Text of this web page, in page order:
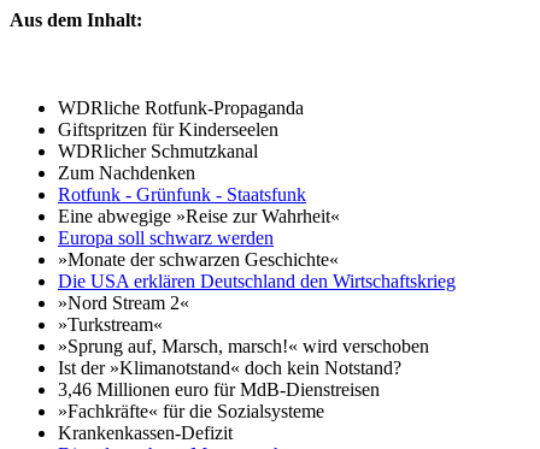
Aus dem Inhalt:
WDRliche Rotfunk-Propaganda
Giftspritzen für Kinderseelen
WDRlicher Schmutzkanal
Zum Nachdenken
Rotfunk - Grünfunk - Staatsfunk
Eine abwegige »Reise zur Wahrheit«
Europa soll schwarz werden
»Monate der schwarzen Geschichte«
Die USA erklären Deutschland den Wirtschaftskrieg
»Nord Stream 2«
»Turkstream«
»Sprung auf, Marsch, marsch!« wird verschoben
Ist der »Klimanotstand« doch kein Notstand?
3,46 Millionen euro für MdB-Dienstreisen
»Fachkräfte« für die Sozialsysteme
Krankenkassen-Defizit